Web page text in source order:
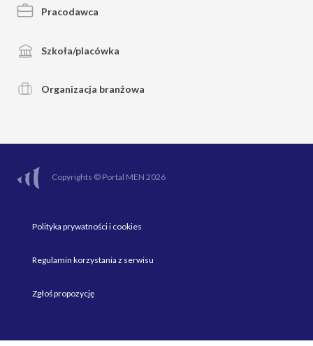
Pracodawca
Szkoła/placówka
Organizacja branżowa
Copyrights © Portal MEN 2026
Polityka prywatności i cookies
Regulamin korzystania z serwisu
Zgłoś propozycję